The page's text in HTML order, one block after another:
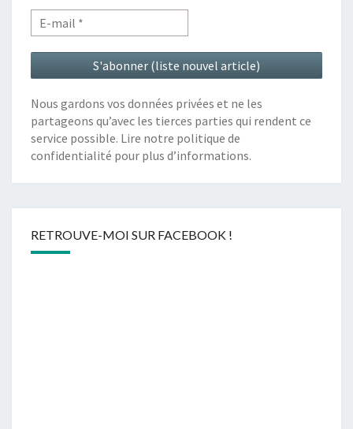
Nous gardons vos données privées et ne les
partageons qu’avec les tierces parties qui rendent ce
service possible. Lire notre politique de
confidentialité pour plus d’informations.
RETROUVE-MOI SUR FACEBOOK !